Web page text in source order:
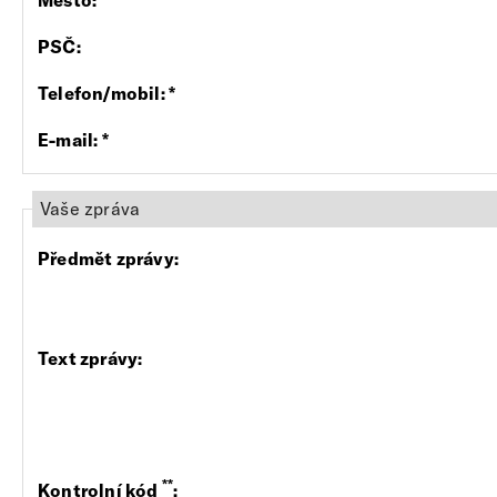
PSČ:
Telefon/mobil:*
E-mail: *
Vaše zpráva
Předmět zprávy:
Text zprávy:
Kontrolní kód **: